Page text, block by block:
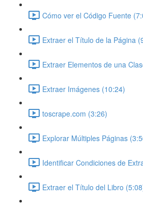
Cómo ver el Código Fuente
Extraer el Título de la Página
Extraer Elementos de una
Extraer Imágenes (10:24)
toscrape.com (3:26)
Explorar Múltiples Páginas
Identificar Condiciones de
Extraer el Título del Libro